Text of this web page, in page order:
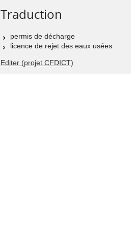
Traduction
permis de décharge
licence de rejet des eaux usées
Editer (projet CFDICT)